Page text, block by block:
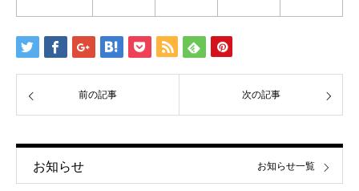
前の記事 次の記事
お知らせ お知らせ一覧